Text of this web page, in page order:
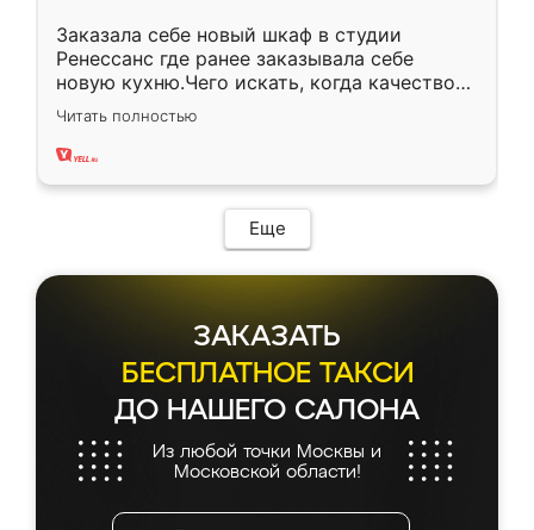
Заказала себе новый шкаф в студии
Ренессанс где ранее заказывала себе
новую кухню.Чего искать, когда качеством
вполне довольна. Служит кухня уже почти
два года, нареканий нет.
Читать полностью
Еще
ЗАКАЗАТЬ
БЕСПЛАТНОЕ ТАКСИ
ДО НАШЕГО САЛОНА
Из любой точки Москвы и
Московской области!